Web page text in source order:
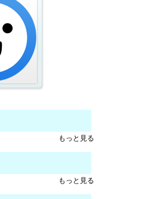
もっと見る
もっと見る